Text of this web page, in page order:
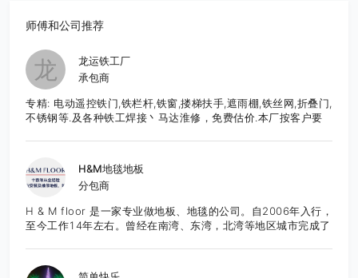
师傅和公司推荐
龙
龙运铁工厂
承包商
专精: 电动遥控铁门,铁栏杆,铁窗,搂梯扶手,遮雨棚,铁丝网,折叠门,
不锈钢等.及各种铁工焊接丶马达淮修，免费估价.本厂按客户要
H&M地毯地板
分包商
H & M floor 是一家专业做地板、地毯的公司。自2006年入行，
至今工作14年左右。曾经在南湾、东湾，北湾等地区城市完成了
务于湾区的城市。 先提供免费报价咨询服务。